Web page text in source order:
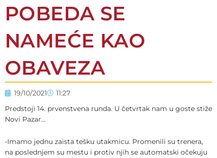
POBEDA SE
NAMEĆE KAO
OBAVEZA
19/10/2021
11:27
Predstoji 14. prvenstvena runda. U četvrtak nam u goste stiže
Novi Pazar…
-Imamo jednu zaista tešku utakmicu. Promenili su trenera,
na poslednjem su mestu i protiv njih se automatski očekuju